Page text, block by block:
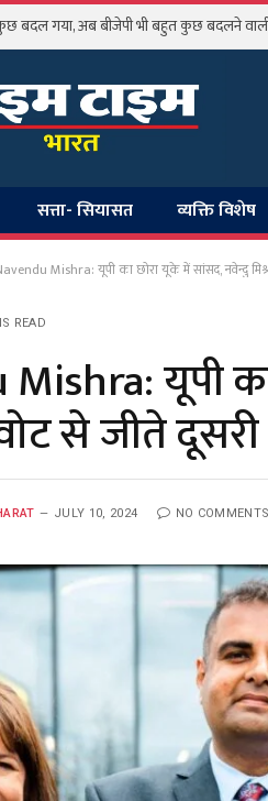
बदल गया, अब बीजेपी भी बहुत कुछ बदलने
सत्ता- सियासत व्यक्ति विशेष
Mishra: यूपी का छोरा यूके में सांसद, नवेन्दु
READ
यूपी
से जीते दूसरी
JULY 10, 2024 NO COMMENTS